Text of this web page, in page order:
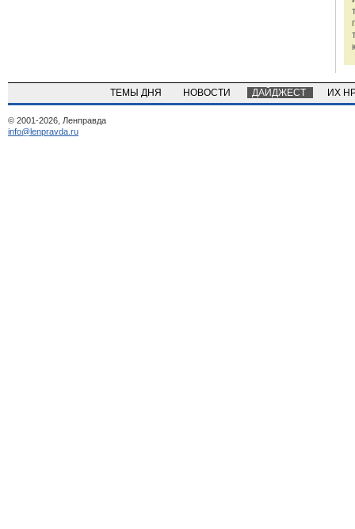
ТЕМЫ ДНЯ НОВОСТИ ДАЙДЖЕСТ ИХ
© 2001-2026, Ленправда
info@lenpravda.ru